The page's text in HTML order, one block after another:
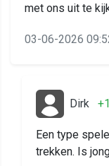
met ons uit te
03-06-2026
Dirk
Een type
trekken. Is